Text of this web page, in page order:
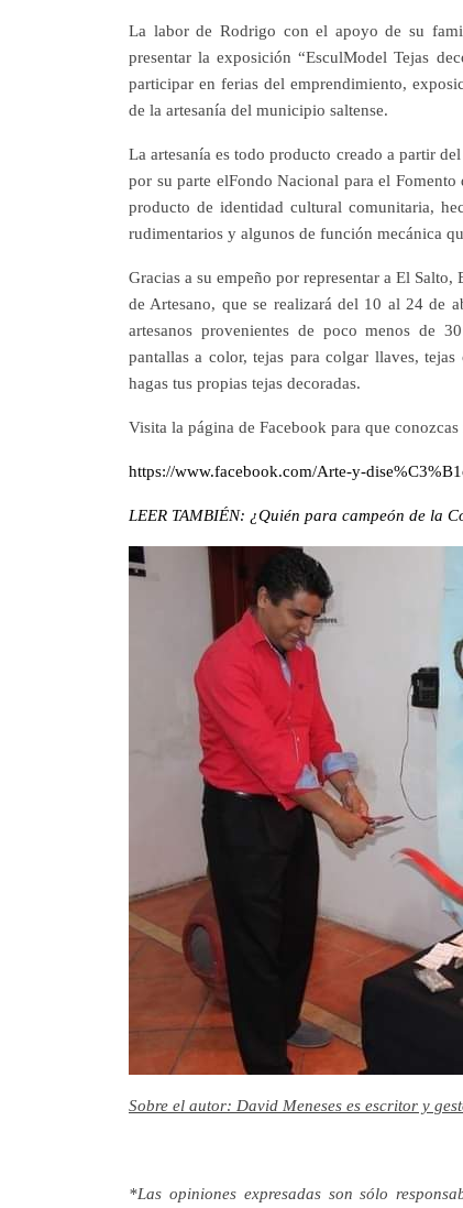
La labor de Rodrigo con el apoyo de su
presentar la exposición “EsculModel Tejas
participar en ferias del emprendimiento,
de la artesanía del municipio saltense.
La artesanía es todo producto creado a partir
por su parte elFondo Nacional para el
producto de identidad cultural comunitaria,
rudimentarios y algunos de función mecánica
Gracias a su empeño por representar a El
de Artesano, que se realizará del 10 al 24 de
artesanos provenientes de poco menos de
pantallas a color, tejas para colgar llaves,
hagas tus propias tejas decoradas.
Visita la página de Facebook para que conozcas
https://www.facebook.com/Arte-y-
LEER TAMBIÉN: ¿Quién para campeón de la
Sobre el autor: David Meneses es escritor y
*Las opiniones expresadas son sólo